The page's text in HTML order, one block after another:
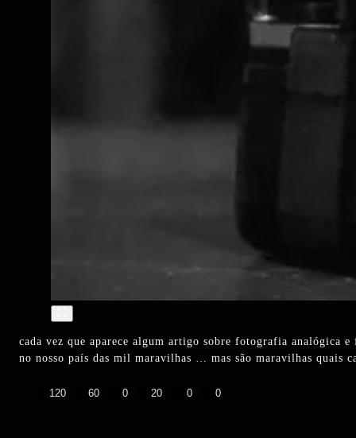
cada vez que aparece algum artigo sobre fotografia analógica
no nosso país das mil maravilhas … mas são maravilhas quais
120 60 0 20 0 0